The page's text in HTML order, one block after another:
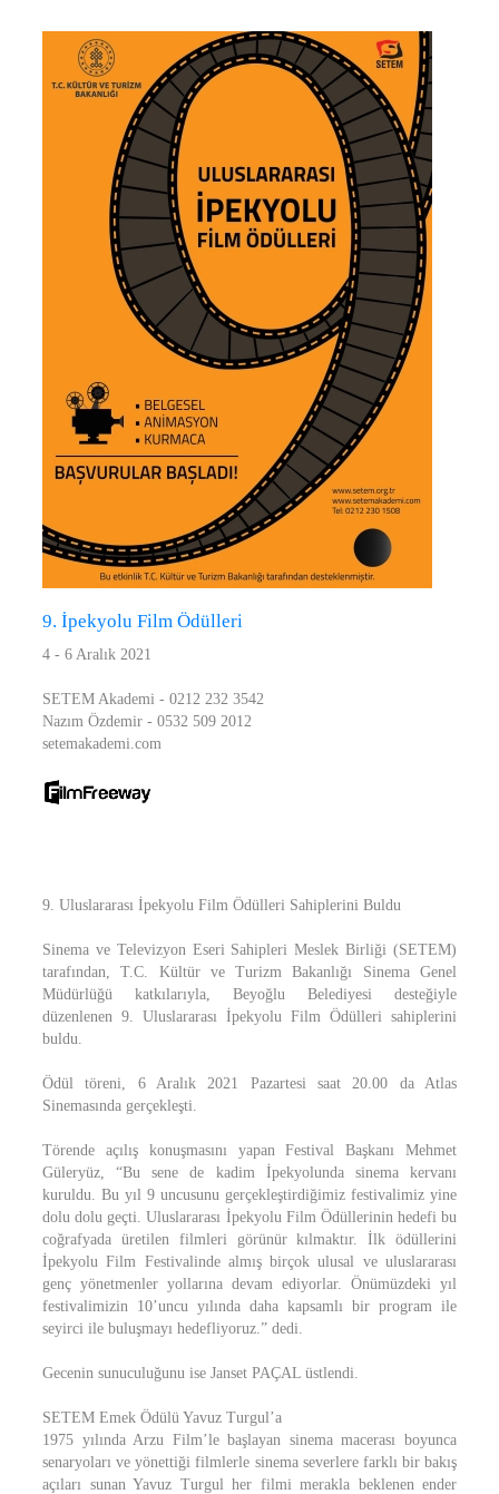
9. İpekyolu Film Ödülleri
4 - 6 Aralık 2021
SETEM Akademi - 0212 232 3542
Nazım Özdemir - 0532 509 2012
setemakademi.com
9. Uluslararası İpekyolu Film Ödülleri Sahiplerini Buldu
Sinema ve Televizyon Eseri Sahipleri Meslek Birliği (SETEM)
tarafından, T.C. Kültür ve Turizm Bakanlığı Sinema Genel
Müdürlüğü katkılarıyla, Beyoğlu Belediyesi desteğiyle
düzenlenen 9. Uluslararası İpekyolu Film Ödülleri sahiplerini
buldu.
Ödül töreni, 6 Aralık 2021 Pazartesi saat 20.00 da Atlas
Sinemasında gerçekleşti.
Törende açılış konuşmasını yapan Festival Başkanı Mehmet
Güleryüz, “Bu sene de kadim İpekyolunda sinema kervanı
kuruldu. Bu yıl 9 uncusunu gerçekleştirdiğimiz festivalimiz yine
dolu dolu geçti. Uluslararası İpekyolu Film Ödüllerinin hedefi bu
coğrafyada üretilen filmleri görünür kılmaktır. İlk ödüllerini
İpekyolu Film Festivalinde almış birçok ulusal ve uluslararası
genç yönetmenler yollarına devam ediyorlar. Önümüzdeki yıl
festivalimizin 10’uncu yılında daha kapsamlı bir program ile
seyirci ile buluşmayı hedefliyoruz.” dedi.
Gecenin sunuculuğunu ise Janset PAÇAL üstlendi.
SETEM Emek Ödülü Yavuz Turgul’a
1975 yılında Arzu Film’le başlayan sinema macerası boyunca
senaryoları ve yönettiği filmlerle sinema severlere farklı bir bakış
açıları sunan Yavuz Turgul her filmi merakla beklenen ender